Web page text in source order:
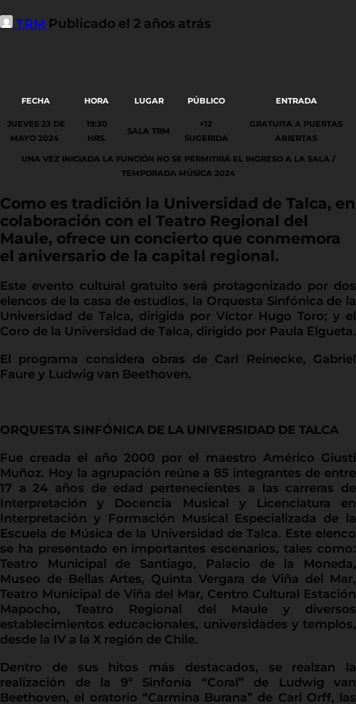
TRM Publicado el 2 años atrás
FECHA HORA LUGAR PÚBLICO ENTRADA
JUEVES 23 DE
MAYO 2024
19:30
HRS.
SALA TRM
+12
SUGERIDA
GRATUITA A PUERTAS
ABIERTAS
UNA VEZ INICIADA LA FUNCIÓN NO SE PERMITIRÁ EL INGRESO A LA SALA /
TEMPORADA MÚSICA 2024
Como es tradición la Universidad de Talca, en
colaboración con el Teatro Regional del
Maule, ofrece un concierto que conmemora
el aniversario de la capital regional.
Este evento cultural gratuito será protagonizado por dos
elencos de la casa de estudios, la Orquesta Sinfónica de la
Universidad de Talca, dirigida por Víctor Hugo Toro; y el
Coro de la Universidad de Talca, dirigido por Paula Elgueta.
El programa considera obras de Carl Reinecke, Gabriel
Faure y Ludwig van Beethoven.
ORQUESTA SINFÓNICA DE LA UNIVERSIDAD DE TALCA
Fue creada el año 2000 por el maestro Américo Giusti
Muñoz. Hoy la agrupación reúne a 85 integrantes de entre
17 a 24 años de edad pertenecientes a las carreras de
Interpretación y Docencia Musical y Licenciatura en
Interpretación y Formación Musical Especializada de la
Escuela de Música de la Universidad de Talca. Este elenco
se ha presentado en importantes escenarios, tales como:
Teatro Municipal de Santiago, Palacio de la Moneda,
Museo de Bellas Artes, Quinta Vergara de Viña del Mar,
Teatro Municipal de Viña del Mar, Centro Cultural Estación
Mapocho, Teatro Regional del Maule y diversos
establecimientos educacionales, universidades y templos,
desde la IV a la X región de Chile.
Dentro de sus hitos más destacados, se realzan la
realización de la 9º Sinfonía “Coral” de Ludwig van
Beethoven, el oratorio “Carmina Burana” de Carl Orff, las